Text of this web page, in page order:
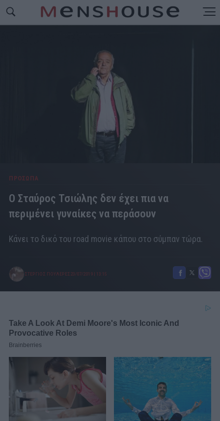
ΠΡΟΣΩΠΑ
Ο Σταύρος Τσιώλης δεν έχει πια να
περιμένει γυναίκες να περάσουν
Κάνει το δικό του road movie κάπου στο σύμπαν τώρα.
ΣΤΕΡΓΙΟΣ ΠΟΥΛΕΡΕΣ 23/07/2019 13:15